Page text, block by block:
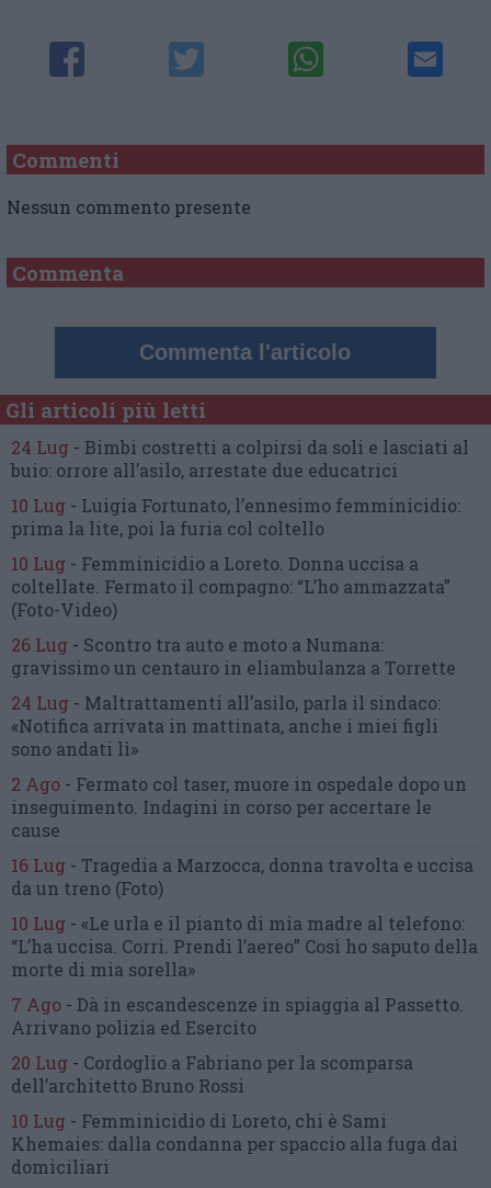
Commenti
Nessun commento presente
Commenta
Commenta l'articolo
Gli articoli più letti
24 Lug - Bimbi costretti a colpirsi da soli e lasciati al
buio: orrore all’asilo, arrestate due educatrici
10 Lug - Luigia Fortunato, l’ennesimo femminicidio:
prima la lite, poi la furia col coltello
10 Lug - Femminicidio a Loreto. Donna uccisa a
coltellate. Fermato il compagno: “L’ho ammazzata”
(Foto-Video)
26 Lug - Scontro tra auto e moto a Numana:
gravissimo un centauro in eliambulanza a Torrette
24 Lug - Maltrattamenti all’asilo, parla il sindaco:
«Notifica arrivata in mattinata, anche i miei figli
sono andati lì»
2 Ago - Fermato col taser, muore in ospedale dopo un
inseguimento. Indagini in corso per accertare le
cause
16 Lug - Tragedia a Marzocca, donna travolta e uccisa
da un treno (Foto)
10 Lug - «Le urla e il pianto di mia madre al telefono:
“L’ha uccisa. Corri. Prendi l’aereo” Così ho saputo della
morte di mia sorella»
7 Ago - Dà in escandescenze in spiaggia al Passetto.
Arrivano polizia ed Esercito
20 Lug - Cordoglio a Fabriano per la scomparsa
dell’architetto Bruno Rossi
10 Lug - Femminicidio di Loreto, chi è Sami
Khemaies: dalla condanna per spaccio alla fuga dai
domiciliari